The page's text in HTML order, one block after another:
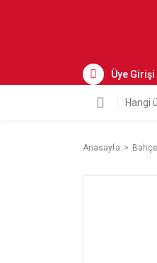
Üye Girişi
Anasayfa